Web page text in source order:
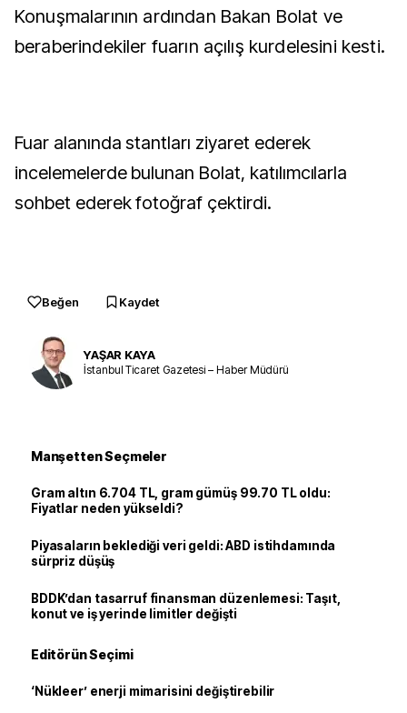
Konuşmalarının ardından Bakan Bolat ve
beraberindekiler fuarın açılış kurdelesini kesti.
Fuar alanında stantları ziyaret ederek
incelemelerde bulunan Bolat, katılımcılarla
sohbet ederek fotoğraf çektirdi.
Beğen Kaydet
YAŞAR KAYA
İstanbul Ticaret Gazetesi – Haber Müdürü
Manşetten Seçmeler
Gram altın 6.704 TL, gram gümüş 99.70 TL oldu:
Fiyatlar neden yükseldi?
Piyasaların beklediği veri geldi: ABD istihdamında
sürpriz düşüş
BDDK’dan tasarruf finansman düzenlemesi: Taşıt,
konut ve iş yerinde limitler değişti
Editörün Seçimi
‘Nükleer’ enerji mimarisini değiştirebilir